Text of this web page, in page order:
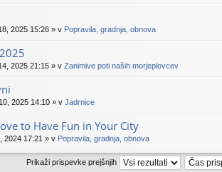
2025 15:26 » v Popravila, gradnja, obnova
2025 21:15 » v Zanimive poti naših morjeplovcev
2025 14:10 » v Jadrnice
to Have Fun in Your City
2024 17:21 » v Popravila, gradnja, obnova
Prikaži prispevke prejšnjih